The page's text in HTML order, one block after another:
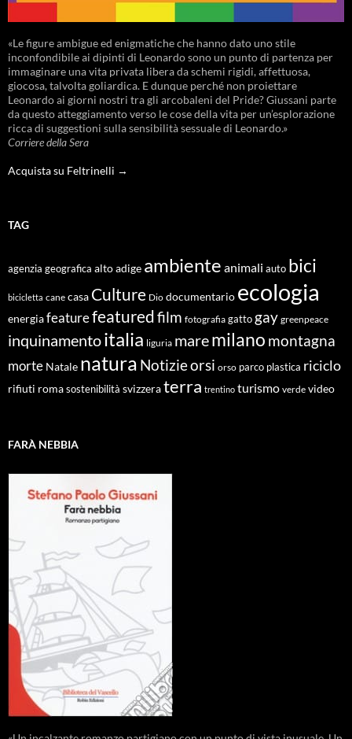
«Le figure ambigue ed enigmatiche che hanno dato uno stile
inconfondibile ai dipinti di Leonardo sono un punto di partenza per
immaginare una vita privata libera da schemi rigidi, affettuosa,
giocosa, talvolta goliardica. E dunque perché non proiettare
Leonardo ai giorni nostri tra gli arcobaleni del Pride? Giussani parte
da questo atteggiamento verso le cose della vita per un’esplorazione
ricca di suggestioni sulla sensibilità sessuale di Leonardo.»
Corriere della Sera
Acquista su Feltrinelli →
TAG
agenzia geografica alto adige ambiente animali auto bici
bicicletta cane casa Culture Dio documentario ecologia
energiafeaturefeaturedfilm fotografia gatto gay greenpeace
inquinamentoitalia liguria maremilano montagna
morte Natale natura Notizieorsi orso parco plastica riciclo
rifiuti roma sostenibilità svizzeraterra trentino turismo verde video
FARÀ NEBBIA